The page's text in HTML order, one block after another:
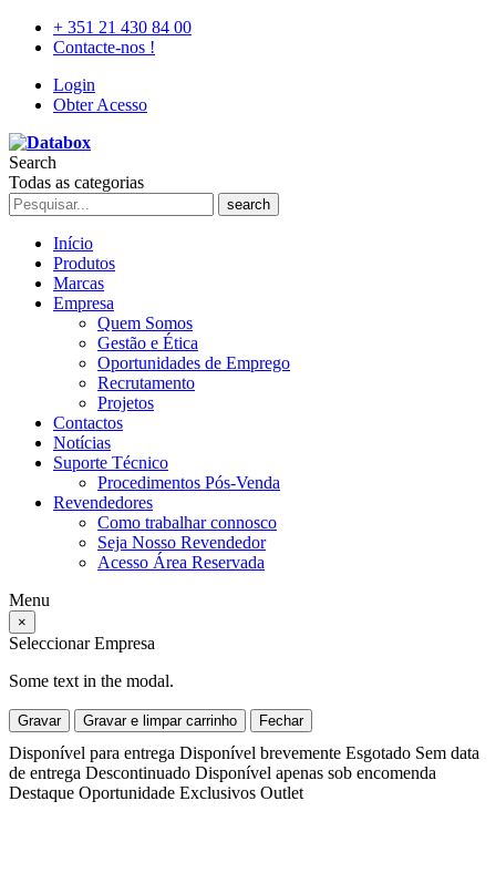
+ 351 21 430 84 00
Contacte-nos !
Login
Obter Acesso
Search
Todas as categorias
search
Início
Produtos
Marcas
Empresa
Quem Somos
Gestão e Ética
Oportunidades de Emprego
Recrutamento
Projetos
Contactos
Notícias
Suporte Técnico
Procedimentos Pós-Venda
Revendedores
Como trabalhar connosco
Seja Nosso Revendedor
Acesso Área Reservada
Menu
×
Seleccionar Empresa
Some text in the modal.
Gravar Gravar e limpar carrinho Fechar
Disponível para entrega Disponível brevemente Esgotado Sem data
de entrega Descontinuado Disponível apenas sob encomenda
Destaque Oportunidade Exclusivos Outlet